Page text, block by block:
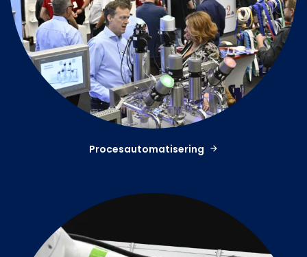
Procesautomatisering